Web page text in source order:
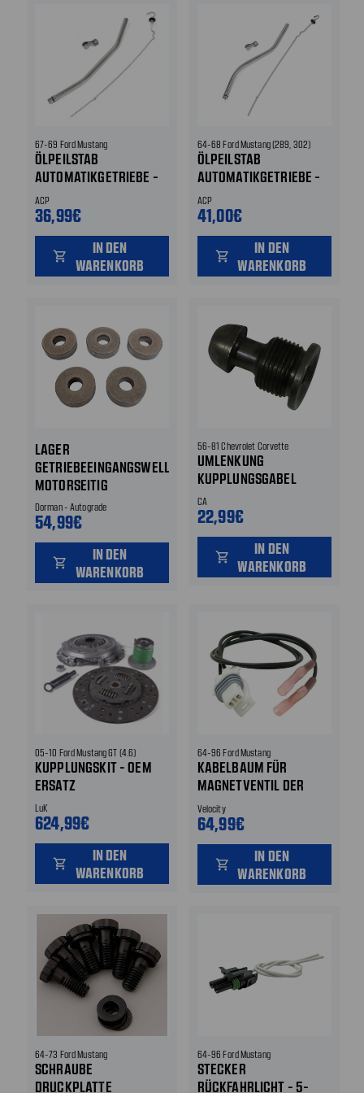
67-69 Ford Mustang
ÖLPEILSTAB
AUTOMATIKGETRIEBE -
CHROM - SET
ACP
36,99€
shopping_cart
IN DEN
WARENKORB
64-68 Ford Mustang (289, 302)
ÖLPEILSTAB
AUTOMATIKGETRIEBE -
CHROM - SET
ACP
41,00€
shopping_cart
IN DEN
WARENKORB
LAGER
GETRIEBEEINGANGSWELLE
MOTORSEITIG
Dorman - Autograde
54,99€
shopping_cart
IN DEN
WARENKORB
56-81 Chevrolet Corvette
UMLENKUNG
KUPPLUNGSGABEL
CA
22,99€
shopping_cart
IN DEN
WARENKORB
05-10 Ford Mustang GT (4.6)
KUPPLUNGSKIT - OEM
ERSATZ
LuK
624,99€
shopping_cart
IN DEN
WARENKORB
64-96 Ford Mustang
KABELBAUM FÜR
MAGNETVENTIL DER
RÜCKFAHRSPERRE - 5-
GANG UMBAU - T-56
Velocity
64,99€
shopping_cart
IN DEN
WARENKORB
64-73 Ford Mustang
SCHRAUBE
DRUCKPLATTE
64-96 Ford Mustang
STECKER
RÜCKFAHRLICHT - 5-